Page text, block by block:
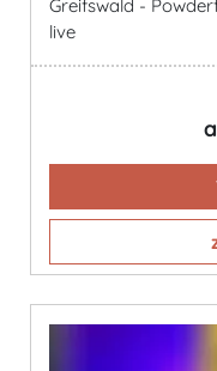
Greifswald -
live